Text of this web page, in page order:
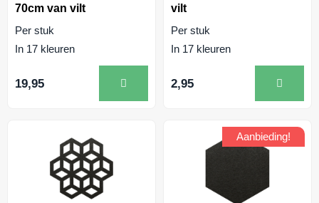
70cm van vilt
Per stuk
In 17 kleuren
19,95
vilt
Per stuk
In 17 kleuren
2,95
Aanbieding!